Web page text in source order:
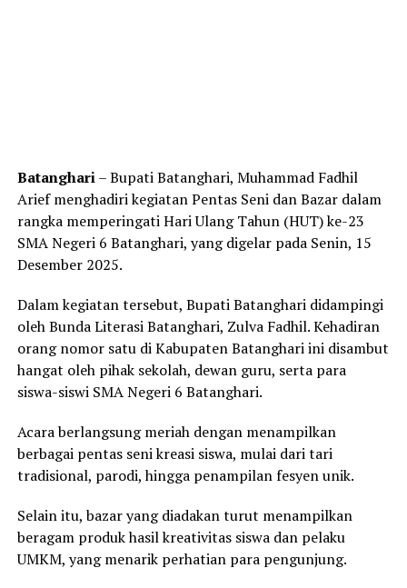
Batanghari– Bupati Batanghari, Muhammad Fadhil
Arief menghadiri kegiatan Pentas Seni dan Bazar dalam
rangka memperingati Hari Ulang Tahun (HUT) ke-23
SMA Negeri 6 Batanghari, yang digelar pada Senin, 15
Desember 2025.
Dalam kegiatan tersebut, Bupati Batanghari didampingi
oleh Bunda Literasi Batanghari, Zulva Fadhil. Kehadiran
orang nomor satu di Kabupaten Batanghari ini disambut
hangat oleh pihak sekolah, dewan guru, serta para
siswa-siswi SMA Negeri 6 Batanghari.
Acara berlangsung meriah dengan menampilkan
berbagai pentas seni kreasi siswa, mulai dari tari
tradisional, parodi, hingga penampilan fesyen unik.
Selain itu, bazar yang diadakan turut menampilkan
beragam produk hasil kreativitas siswa dan pelaku
UMKM, yang menarik perhatian para pengunjung.